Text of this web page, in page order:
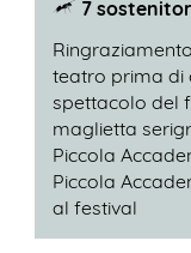
7
teatro prima di
spettacolo del
maglietta
Piccola
Piccola
al festival